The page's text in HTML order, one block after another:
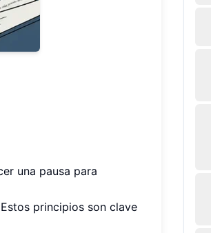
una pausa para
principios son clave